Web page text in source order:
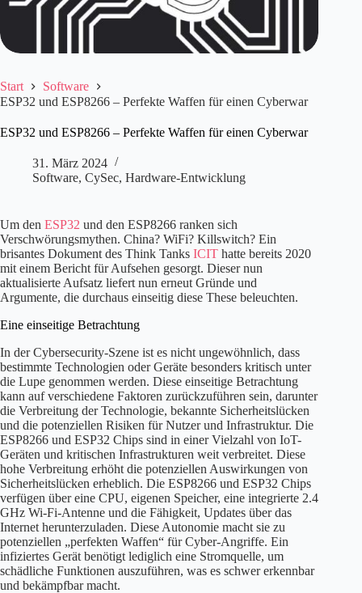
Start
Software
ESP32 und ESP8266 – Perfekte Waffen für einen Cyberwar
ESP32 und ESP8266 – Perfekte Waffen für einen Cyberwar
31. März 2024
Software, CySec, Hardware-Entwicklung
Um den ESP32 und den ESP8266 ranken sich
Verschwörungsmythen. China? WiFi? Killswitch? Ein
brisantes Dokument des Think Tanks ICIT hatte bereits 2020
mit einem Bericht für Aufsehen gesorgt. Dieser nun
aktualisierte Aufsatz liefert nun erneut Gründe und
Argumente, die durchaus einseitig diese These beleuchten.
Eine einseitige Betrachtung
In der Cybersecurity-Szene ist es nicht ungewöhnlich, dass
bestimmte Technologien oder Geräte besonders kritisch unter
die Lupe genommen werden. Diese einseitige Betrachtung
kann auf verschiedene Faktoren zurückzuführen sein, darunter
die Verbreitung der Technologie, bekannte Sicherheitslücken
und die potenziellen Risiken für Nutzer und Infrastruktur. Die
ESP8266 und ESP32 Chips sind in einer Vielzahl von IoT-
Geräten und kritischen Infrastrukturen weit verbreitet. Diese
hohe Verbreitung erhöht die potenziellen Auswirkungen von
Sicherheitslücken erheblich. Die ESP8266 und ESP32 Chips
verfügen über eine CPU, eigenen Speicher, eine integrierte 2.4
GHz Wi-Fi-Antenne und die Fähigkeit, Updates über das
Internet herunterzuladen. Diese Autonomie macht sie zu
potenziellen „perfekten Waffen“ für Cyber-Angriffe. Ein
infiziertes Gerät benötigt lediglich eine Stromquelle, um
schädliche Funktionen auszuführen, was es schwer erkennbar
und bekämpfbar macht.